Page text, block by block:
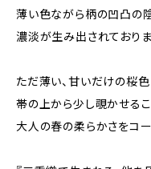
薄い色ながら柄の凹凸の
濃淡が生み出されておりま
ただ薄い、甘いだけの桜色
帯の上から少し覗かせる
大人の春の柔らかさをコ